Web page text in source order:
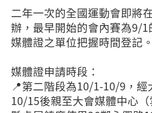
二年一次的全國運動會即將
辦，最早開始的會內賽為9/
媒體證之單位把握時間登記。
媒體證申請時段：
📍第二階段為10/1-10/9，
10/15後親至大會媒體中心